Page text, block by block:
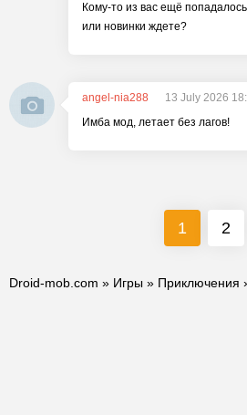
Кому-то из вас ещё
или новинки ждете?
angel-nia288
13 July 2026
Имба мод, летает без лагов!
1 2
Droid-mob.com » Игры » Приключения